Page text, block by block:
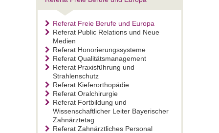
Referat Freie Berufe und Europa
Referat Public Relations und Neue
Medien
Referat Honorierungssysteme
Referat Qualitätsmanagement
Referat Praxisführung und
Strahlenschutz
Referat Kieferorthopädie
Referat Oralchirurgie
Referat Fortbildung und
Wissenschaftlicher Leiter Bayerischer
Zahnärztetag
Referat Zahnärztliches Personal